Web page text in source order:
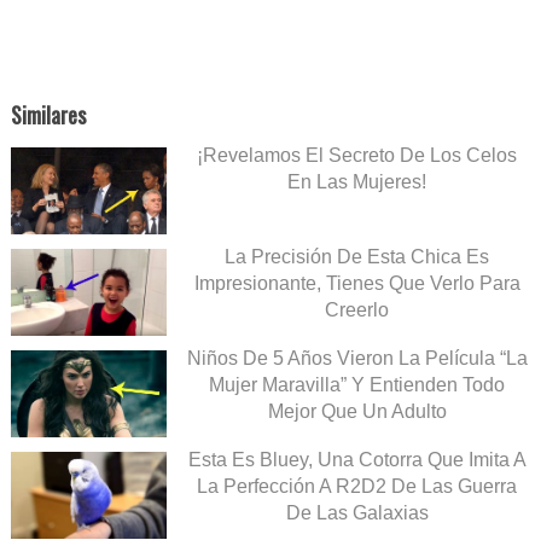
Similares
¡Revelamos El Secreto De Los Celos
En Las Mujeres!
La Precisión De Esta Chica Es
Impresionante, Tienes Que Verlo Para
Creerlo
Niños De 5 Años Vieron La Película “La
Mujer Maravilla” Y Entienden Todo
Mejor Que Un Adulto
Esta Es Bluey, Una Cotorra Que Imita A
La Perfección A R2D2 De Las Guerra
De Las Galaxias